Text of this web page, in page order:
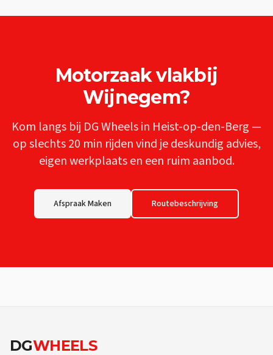
Motorzaakvlakbij
Wijnegem?
Kom langs bij DG Wheels in Heist-op-den-Berg —
op slechts20 min rijden vind je deskundig advies,
eigen werkplaats en een ruim aanbod.
Afspraak Maken Routebeschrijving
DGWHEELS